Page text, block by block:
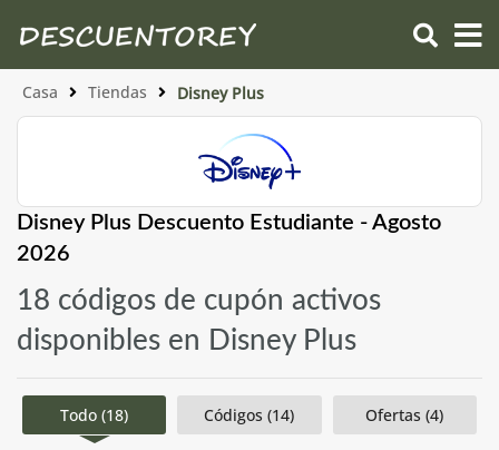
Casa Tiendas Disney Plus
Disney Plus Descuento Estudiante - Agosto
2026
18 códigos de cupón activos
disponibles en Disney Plus
Todo (18) Códigos (14) Ofertas (4)